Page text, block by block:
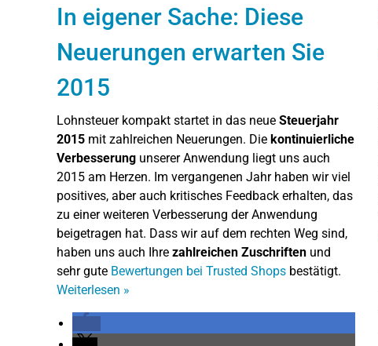
In eigener Sache: Diese
Neuerungen erwarten Sie
2015
Lohnsteuer kompakt startet in das neue Steuerjahr
2015 mit zahlreichen Neuerungen. Die kontinuierliche
Verbesserung unserer Anwendung liegt uns auch
2015 am Herzen. Im vergangenen Jahr haben wir viel
positives, aber auch kritisches Feedback erhalten, das
zu einer weiteren Verbesserung der Anwendung
beigetragen hat. Dass wir auf dem rechten Weg sind,
haben uns auch Ihre zahlreichen Zuschriften und
sehr gute Bewertungen bei Trusted Shops bestätigt.
Weiterlesen »